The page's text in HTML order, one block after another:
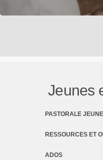
Jeunes
PASTORALE
RESSOURCES ET
ADOS